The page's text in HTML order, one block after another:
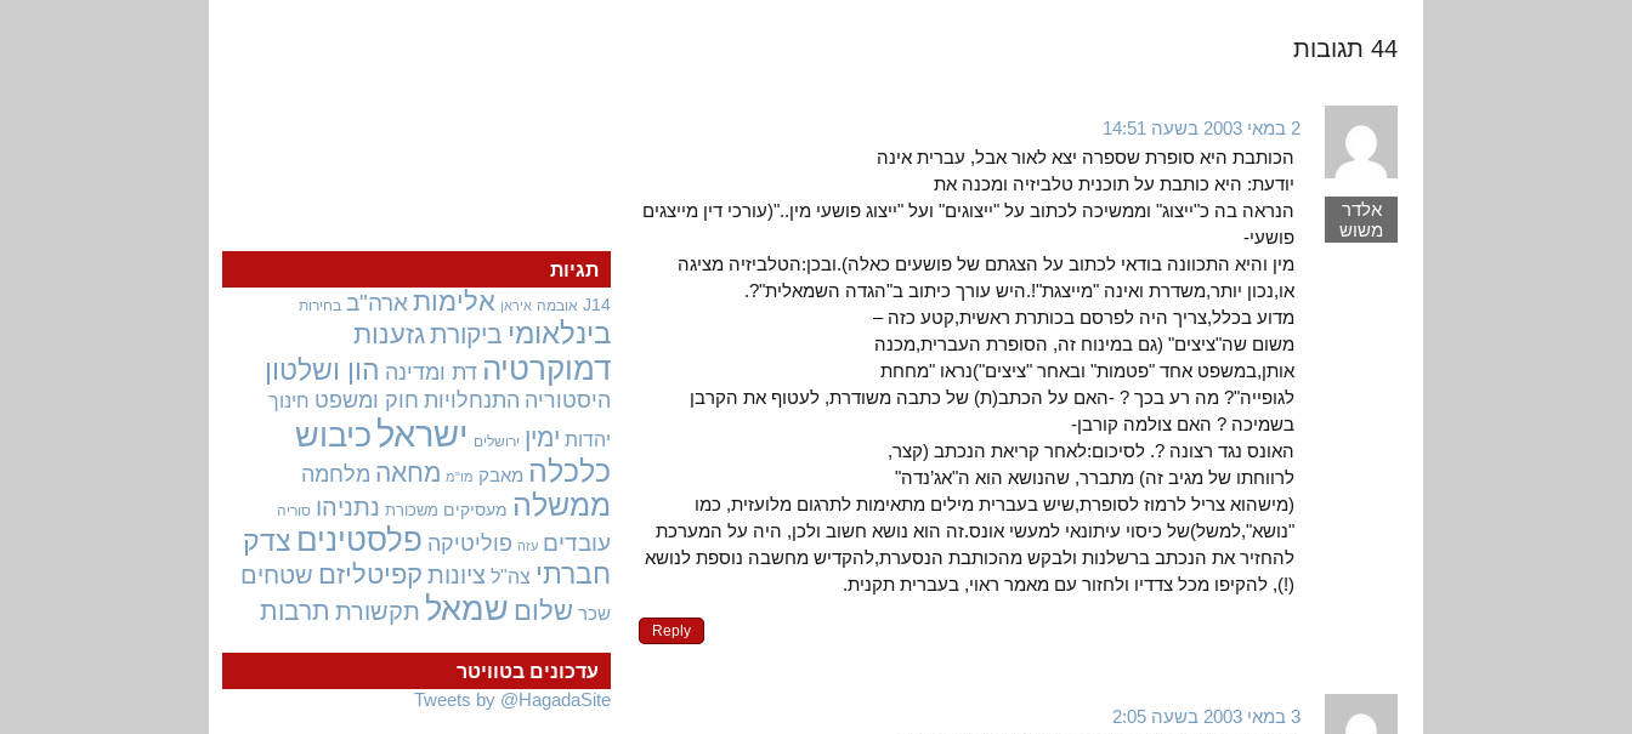
44 תגובות
אלדר
משוש
2 במאי 2003 בשעה 14:51
הכותבת היא סופרת שספרה יצא לאור אבל, עברית אינה
יודעת: היא כותבת על תוכנית טלביזיה ומכנה את
הנראה בה כ"ייצוג" וממשיכה לכתוב על "ייצוגים" ועל "ייצוג פושעי מין.."(עורכי דין מייצגים
פושעי-
מין והיא התכוונה בודאי לכתוב על הצגתם של פושעים כאלה).ובכן:הטלביזיה מציגה
או,נכון יותר,משדרת ואינה "מייצגת"!.היש עורך כיתוב ב"הגדה השמאלית"?.
מדוע בכלל,צריך היה לפרסם בכותרת ראשית,קטע כזה –
משום שה"ציצים" (גם במינוח זה, הסופרת העברית,מכנה
אותן,במשפט אחד "פטמות" ובאחר "ציצים")נראו "מחחת
לגופייה"? מה רע בכך ? -האם על הכתב(ת) של כתבה משודרת, לעטוף את הקרבן
בשמיכה ? האם צולמה קורבן-
האונס נגד רצונה ?. לסיכום:לאחר קריאת הנכתב (קצר,
לרווחתו של מגיב זה) מתברר, שהנושא הוא ה"אג’נדה"
(מישהוא צריל לרמוז לסופרת,שיש בעברית מילים מתאימות לתרגום מלועזית, כמו
"נושא",למשל)של כיסוי עיתונאי למעשי אונס.זה הוא נושא חשוב ולכן, היה על המערכת
להחזיר את הנכתב ברשלנות ולבקש מהכותבת הנסערת,להקדיש מחשבה נוספת לנושא
(!), להקיפו מכל צדדיו ולחזור עם מאמר ראוי, בעברית תקנית.
Reply
3 במאי 2003 בשעה 2:05
עדכונים בטוויטר
Tweets by @HagadaSite
תגיות
J14 אובמה איראן אלימות ארה"ב בחירות
בינלאומי ביקורתגזענות
דמוקרטיה דת ומדינה הון ושלטון
היסטוריה התנחלויות חוק ומשפט חינוך
יהדות ימין ירושלים ישראל כיבוש
כלכלה מאבק מו"מ מחאה מלחמה
ממשלה מעסיקים משכורת נתניהו סוריה
עובדים עזה פוליטיקה פלסטינים צדק
חברתי צה"ל ציונות קפיטליזם שטחים
שכר שלום שמאל תקשורת תרבות